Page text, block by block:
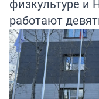
физкультуре и
работают